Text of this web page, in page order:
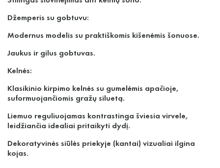
Džemperis su gobtuvu:
Modernus modelis su praktiškomis kišenėmis šonuose.
Jaukus ir gilus gobtuvas.
Kelnės:
Klasikinio kirpimo kelnės su gumelėmis apačioje,
suformuojančiomis gražų siluetą.
Liemuo reguliuojamas kontrastinga šviesia virvele,
leidžiančia idealiai pritaikyti dydį.
Dekoratyvinės siūlės priekyje (kantai) vizualiai ilgina
kojas.